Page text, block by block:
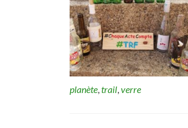
planète,trail,verre